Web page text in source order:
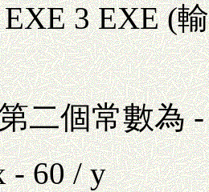
EXE 3 EXE (
二個常數為
- 60 / y